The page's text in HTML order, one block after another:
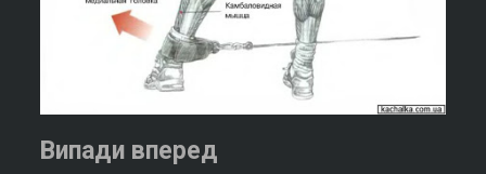
Випади вперед